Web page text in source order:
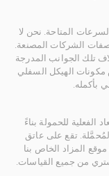
المتاحة. نحن لا
الشركات المصنعة.
تلك الجوانب المدرجة
الهيكل السفلي
بأكمله.
للحمولة بناءً
تقع على عاتق
المزاد الخاص بنا
من جميع القياسات.